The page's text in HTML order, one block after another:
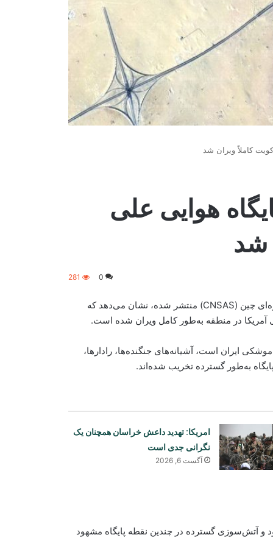
کاملاً ویران شد
هوایی علی
شد
0
281
تصاویر ماهواره‌ای با وضوح بالا که توسط مرکز ملی داده‌های ماهواره‌ای چین (CNSAS) منتشر شده، نشان می‌دهد که
آمریکا در منطقه به‌طور کامل ویران شده است.
ایران است، آشیانه‌های جنگنده‌ها، رادارها،
به‌طور گسترده تخریب شده‌اند.
امریکا: تهدید داعش خراسان همچنان یک
نگرانی جدی است
آگست 6, 2026
و آتش‌سوزی گسترده در چندین نقطه پایگاه مشهود